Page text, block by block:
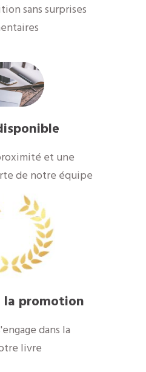
sans surprises
et une
de notre équipe
promotion
dans la
livre